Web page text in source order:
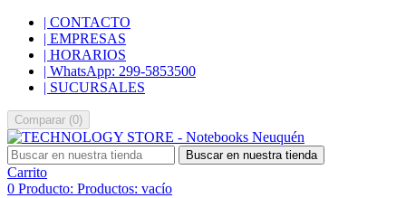
| CONTACTO
| EMPRESAS
| HORARIOS
| WhatsApp: 299-5853500
| SUCURSALES
Comparar (0)
Buscar en nuestra tienda
Carrito
0 Producto: Productos: vacío